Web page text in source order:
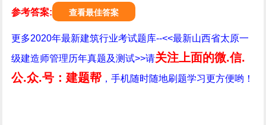
参考答案: 查看最佳答案
更多2020年最新建筑行业考试题库--<<最新山西省太原一
级建造师管理历年真题及测试>>请关注上面的微.信.
公.众.号：建题帮 ，手机随时随地刷题学习更方便哟！